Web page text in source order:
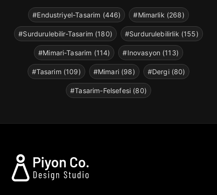
#Endustriyel-Tasarim (446) #Mimarlik (268)
#Surdurulebilir-Tasarim (180) #Surdurulebilirlik (155)
#Mimari-Tasarim (114) #Inovasyon (113)
#Tasarim (109) #Mimari (98) #Dergi (80)
#Tasarim-Felsefesi (80)